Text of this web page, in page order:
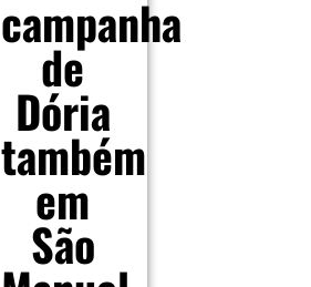
campanha
de
Dória
também
em
São